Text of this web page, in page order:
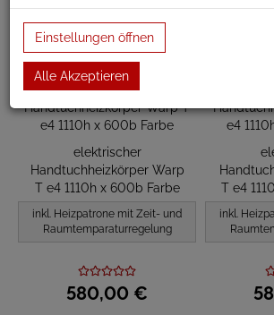
elektrischer
Handtuchheizkörper Warp
T e4 1110h x 600b Farbe
inkl. Heizpatrone mit Zeit- und
Raumtemparaturregelung
580,00 €
T e4
inkl.
Einstellungen öffnen
Alle Akzeptieren